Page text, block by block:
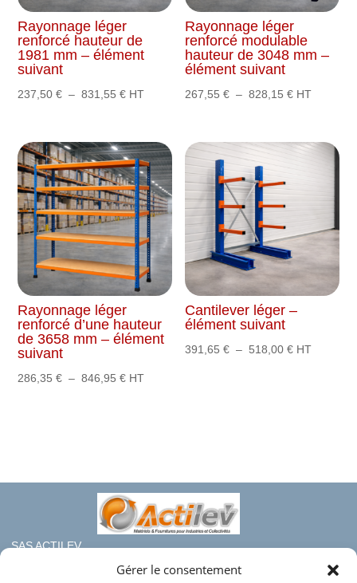
Gérer le consentement
Rayonnage léger
renforcé hauteur de
1981 mm – élément
suivant
237,50€ – 831,55€Plage
237,50 €
à
831,55 €
HT
Rayonnage léger
renforcé modulable
hauteur de 3048 mm –
élément suivant
267,55€ – 828,15€Plage
828,15 €
HT
Rayonnage léger
renforcé d’une hauteur
de 3658 mm – élément
suivant
286,35€ – 846,95€Plage
846,95 €
HT
Cantilever léger –
élément suivant
391,65€ – 518,00€Plage
HT
SAS ACTILEV
112 bis rue haute de Crouin